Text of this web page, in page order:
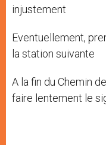
injustement
Eventuellement,
la station suivante
A la fin du Chemin
faire lentement le